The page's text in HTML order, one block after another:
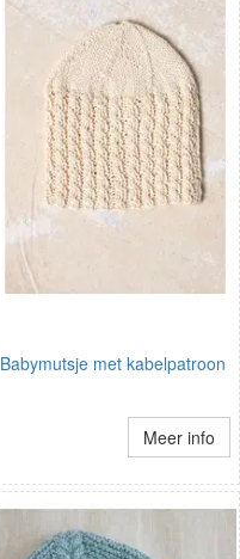
Babymutsje met kabelpatroon
Meer info